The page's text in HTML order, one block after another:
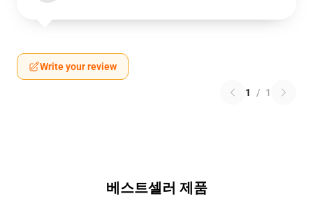
Write your review
1 / 1
베스트셀러 제품